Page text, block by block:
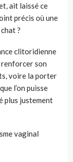
ait laissé ce
précis où une
?
clitoridienne
son
voire la porter
l’on puisse
plus justement
vaginal